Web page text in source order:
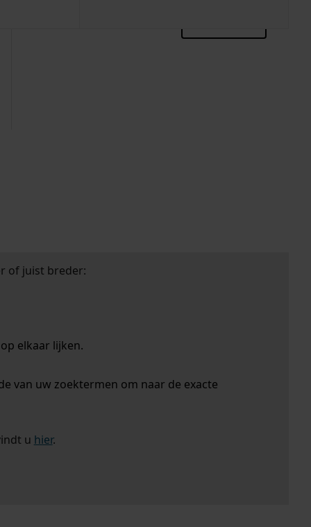
of juist breder:
elkaar lijken.
van uw zoektermen om naar de exacte
u hier.